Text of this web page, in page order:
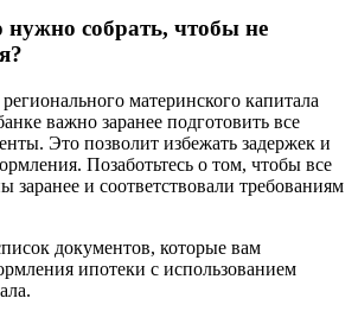
собрать, чтобы не
материнского капитала
важно заранее подготовить все
Это позволит избежать задержек и
Позаботьтесь о том, чтобы все
заранее и соответствовали требованиям
документов, которые вам
ипотеки с использованием